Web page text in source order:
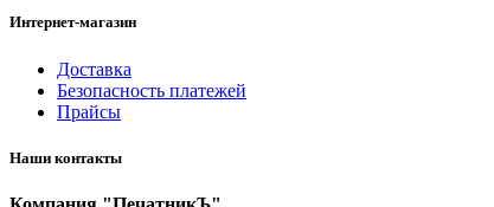
Интернет-магазин
Доставка
Безопасность платежей
Прайсы
Наши контакты